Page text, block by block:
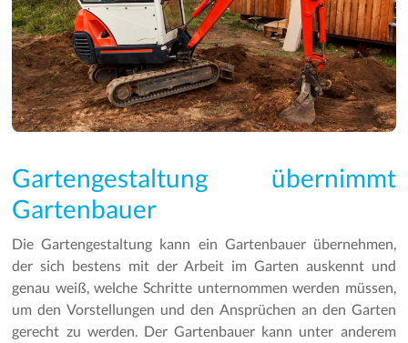
Gartengestaltung übernimmt
Gartenbauer
Die Gartengestaltung kann ein Gartenbauer übernehmen,
der sich bestens mit der Arbeit im Garten auskennt und
genau weiß, welche Schritte unternommen werden müssen,
um den Vorstellungen und den Ansprüchen an den Garten
gerecht zu werden. Der Gartenbauer kann unter anderem